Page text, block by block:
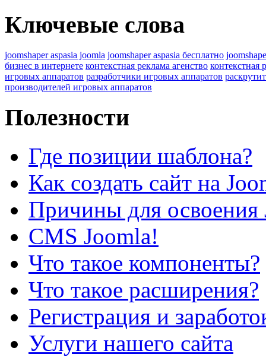
Ключевые слова
joomshaper aspasia joomla joomshaper aspasia бесплатно
бизнес в интернете контекстная реклама агенство контекстная
игровых аппаратов разработчики игровых аппаратов
производителей игровых аппаратов
Полезности
Где позиции шаблона?
Как создать сайт на
Причины для освоения
CMS Joomla!
Что такое компоненты?
Что такое расширения?
Регистрация и
Услуги нашего сайта